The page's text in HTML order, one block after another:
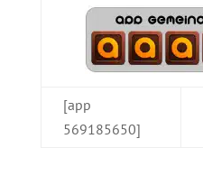
[app
569185650]